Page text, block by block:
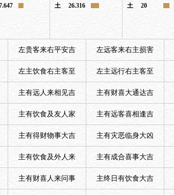
土
26.316
土
20
左贵客来右平安吉 左远客来右主损害
左主饮食右主客至 左主远行右主客至
主有远人来相见吉 主有财喜大通达吉
主有饮食及友人家 主有远客喜相逢吉
主有得财物事大吉 主有灾恶临身大凶
主有饮食及外人来 主有成合喜事大吉
主有财喜人来问事 主终日有饮食大吉